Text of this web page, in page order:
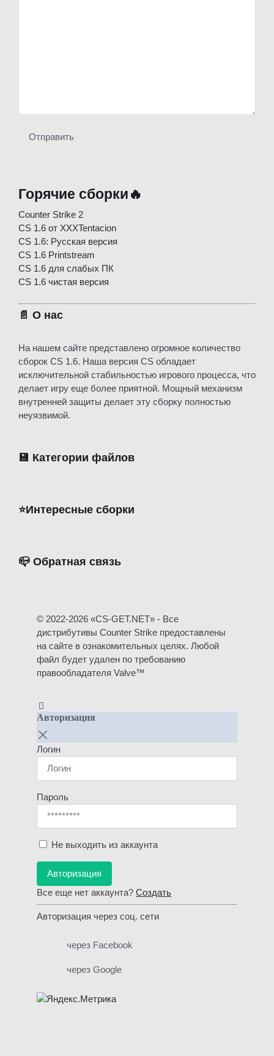
Отправить
Горячие сборки🔥
Counter Strike 2
CS 1.6 от XXXTentacion
СS 1.6: Русская версия
CS 1.6 Printstream
CS 1.6 для слабых ПК
CS 1.6 чистая версия
📄 О нас
На нашем сайте представлено огромное количество
сборок CS 1.6. Наша версия CS обладает
исключительной стабильностью игрового процесса, что
делает игру еще более приятной. Мощный механизм
внутренней защиты делает эту сборку полностью
неуязвимой.
💾 Категории файлов
⭐️Интересные сборки
📪 Обратная связь
© 2022-2026 «CS-GET.NET» - Все
дистрибутивы Counter Strike предоставлены
на сайте в ознакомительных целях. Любой
файл будет удален по требованию
правообладателя Valve™
Авторизация
Логин
Пароль
Не выходить из аккаунта
Авторизация
Все еще нет аккаунта? Создать
Авторизация через соц. сети
через Facebook
через Google